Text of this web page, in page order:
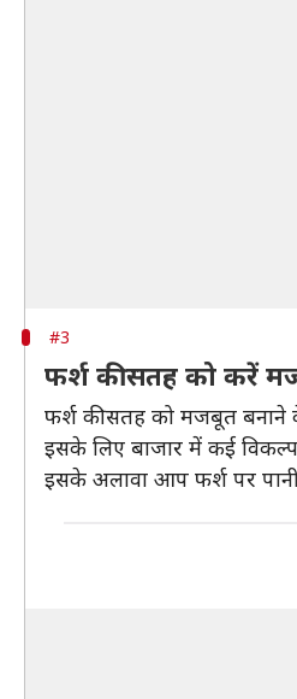
#3
फर्श की सतह को करें
फर्श की सतह को मजबूत बनाने
इसके लिए बाजार में कई
इसके अलावा आप फर्श पर